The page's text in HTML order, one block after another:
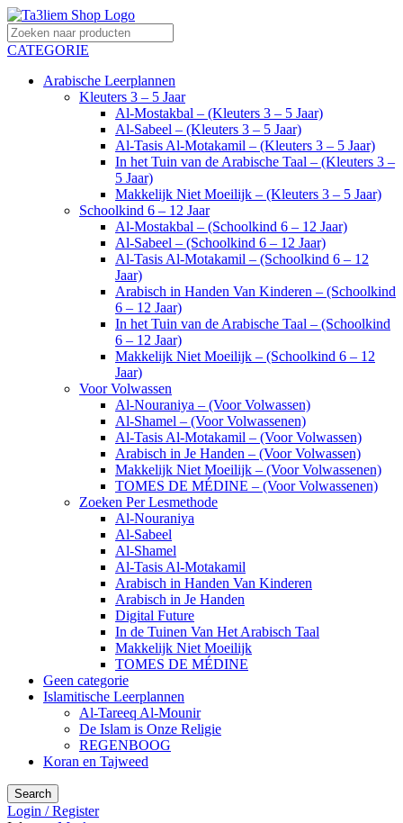
CATEGORIE
Arabische Leerplannen
Kleuters 3 – 5 Jaar
Al-Mostakbal – (Kleuters 3 – 5 Jaar)
Al-Sabeel – (Kleuters 3 – 5 Jaar)
Al-Tasis Al-Motakamil – (Kleuters 3 – 5 Jaar)
In het Tuin van de Arabische Taal – (Kleuters 3 –
5 Jaar)
Makkelijk Niet Moeilijk – (Kleuters 3 – 5 Jaar)
Schoolkind 6 – 12 Jaar
Al-Mostakbal – (Schoolkind 6 – 12 Jaar)
Al-Sabeel – (Schoolkind 6 – 12 Jaar)
Al-Tasis Al-Motakamil – (Schoolkind 6 – 12
Jaar)
Arabisch in Handen Van Kinderen – (Schoolkind
6 – 12 Jaar)
In het Tuin van de Arabische Taal – (Schoolkind
6 – 12 Jaar)
Makkelijk Niet Moeilijk – (Schoolkind 6 – 12
Jaar)
Voor Volwassen
Al-Nouraniya – (Voor Volwassen)
Al-Shamel – (Voor Volwassenen)
Al-Tasis Al-Motakamil – (Voor Volwassen)
Arabisch in Je Handen – (Voor Volwassen)
Makkelijk Niet Moeilijk – (Voor Volwassenen)
TOMES DE MÉDINE – (Voor Volwassenen)
Zoeken Per Lesmethode
Al-Nouraniya
Al-Sabeel
Al-Shamel
Al-Tasis Al-Motakamil
Arabisch in Handen Van Kinderen
Arabisch in Je Handen
Digital Future
In de Tuinen Van Het Arabisch Taal
Makkelijk Niet Moeilijk
TOMES DE MÉDINE
Geen categorie
Islamitische Leerplannen
Al-Tareeq Al-Mounir
De Islam is Onze Religie
REGENBOOG
Koran en Tajweed
Search
Login / Register